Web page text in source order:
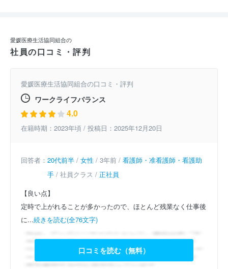
愛媛医療生活協同組合の
社員の口コミ・評判
愛媛医療生活協同組合の口コミ・評判
ワークライフバランス
4.0
在籍時期：2023年頃 / 投稿日：2025年12月20日
回答者： 20代前半 / 女性 / 3年前 / 看護師・准看護師・看護助
手 / 社員クラス / 正社員
【良い点】
定時で上がれることが多かったので、ほとんど残業なく仕事後
に...続きを読む(全76文字)
口コミを読む（無料）